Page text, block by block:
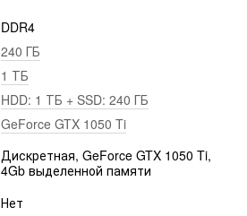
DDR4
240 ГБ
1 ТБ
HDD: 1 ТБ + SSD: 240 ГБ
GeForce GTX 1050 Ti
Дискретная, GeForce GTX 1050 Ti,
4Gb выделенной памяти
Нет